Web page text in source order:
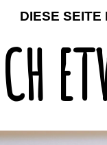
DIESE SEITE